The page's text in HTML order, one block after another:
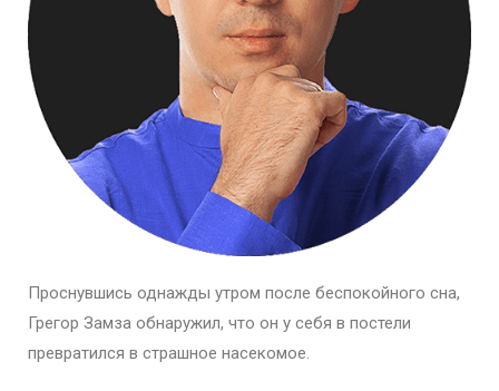
Проснувшись однажды утром после беспокойного сна,
Грегор Замза обнаружил, что он у себя в постели
превратился в страшное насекомое.